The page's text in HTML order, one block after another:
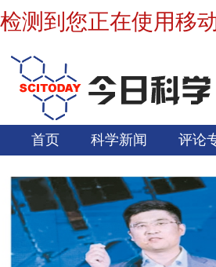
检测到您正在使用移
首页 科学新闻 评论